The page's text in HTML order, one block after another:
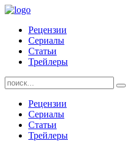
Skip
contentРецензии
Сериалы
Статьи
Трейлеры
Найти:
Рецензии
Сериалы
Статьи
Трейлеры